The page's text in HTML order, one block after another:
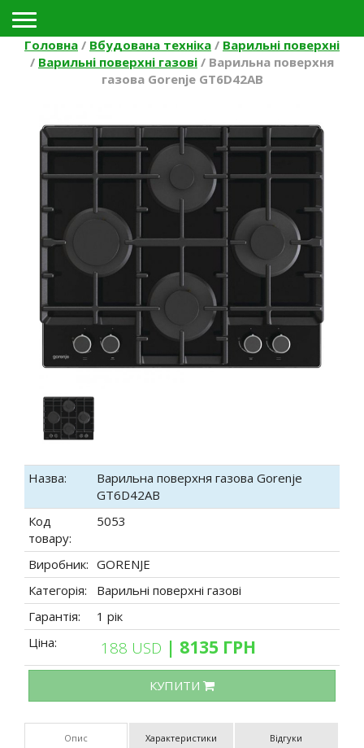
Головна / Вбудована техніка / Варильні поверхні
/ Варильні поверхні газові / Варильна поверхня
газова Gorenje GT6D42AB
Назва:
Варильна поверхня газова Gorenje
GT6D42AB
Код
товару:
5053
Виробник: GORENJE
Категорія:
Варильні поверхні газові
Гарантія:
1 рік
Ціна:
188 USD | 8135 ГРН
КУПИТИ
Опис Характеристики Відгуки